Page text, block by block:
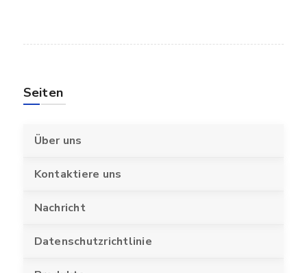
Seiten
Über uns
Kontaktiere uns
Nachricht
Datenschutzrichtlinie